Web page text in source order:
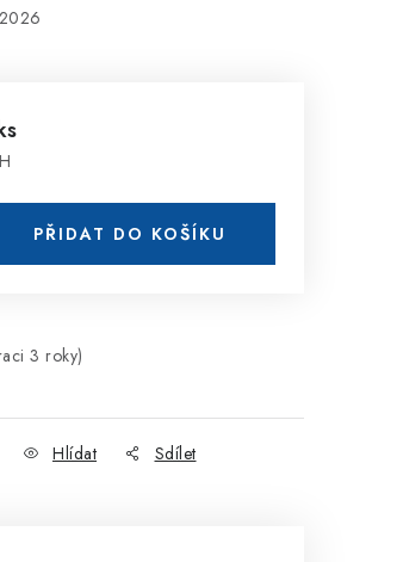
PŘIDAT DO KOŠÍKU
3 roky)
Hlídat Sdílet